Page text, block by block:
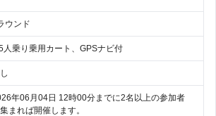
ウンド
人乗り乗用カート、GPSナビ付
年06月04日 12時00分までに2名以上の参加者
まれば開催します。